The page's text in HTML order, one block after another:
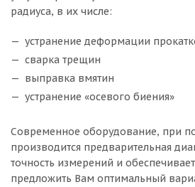
радиуса, в их числе:
устранение деформации
сварка трещин
выправка вмятин
устранение «осевого биения»
Современное оборудование, при
производится предварительная
точность измерений и
предложить Вам оптимальный